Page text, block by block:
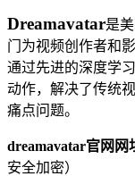
Dreamavatar是
门为视频创作者和
通过先进的深度学
动作，解决了传统
痛点问题。
dreamavatar官网网
安全加密）